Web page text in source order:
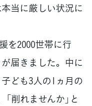
当に厳しい状況に
を2000世帯に行
届きました。中に
ども3人の1ヵ月の
削れませんか」と